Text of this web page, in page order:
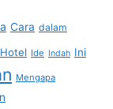
Cara dalam
Hotel Ide Indah Ini
Mengapa